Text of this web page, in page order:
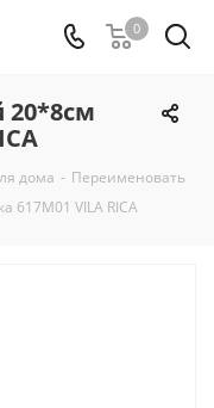
0
20*8см
дома - Переименовать
617M01 VILA RICA